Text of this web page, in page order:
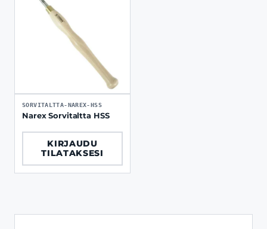
SORVITALTTA-NAREX-HSS
Narex Sorvitaltta HSS
KIRJAUDU
TILATAKSESI